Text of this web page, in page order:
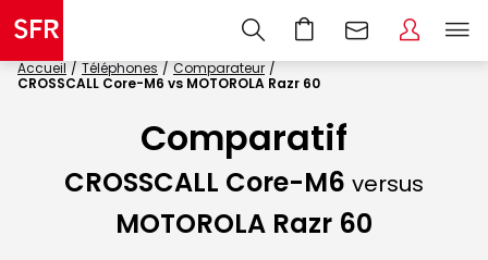
Accueil Téléphones
Comparateur
CROSSCALL Core-M6 vs MOTOROLA Razr 60
Comparatif
CROSSCALL Core-M6 versus
MOTOROLA Razr 60